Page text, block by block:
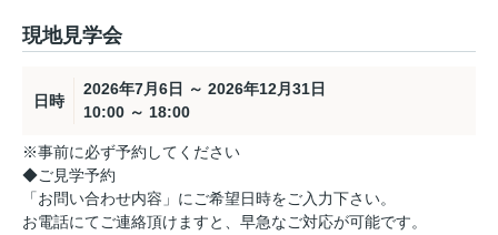
現地見学会
日時
2026年7月6日 ～ 2026年12月31日
10:00 ～ 18:00
※事前に必ず予約してください
◆ご見学予約
「お問い合わせ内容」にご希望日時をご入力下さい。
お電話にてご連絡頂けますと、早急なご対応が可能です。